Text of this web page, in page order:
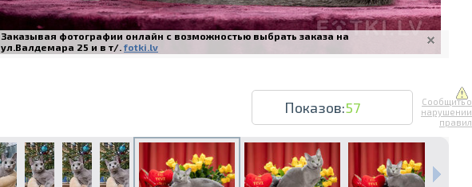
Доставка по всей Латвии или самовывоз
Заказывая фотографии онлайн с возможностью выбрать заказа на
ул.Валдемара 25 и в т/. fotki.lv
Показов:57
Сообщить о
нарушении
правил